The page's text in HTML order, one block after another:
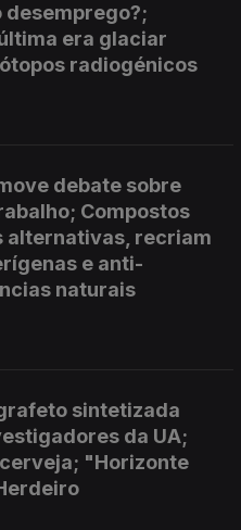
desemprego?;
era glaciar
radiogénicos
debate sobre
Compostos
alternativas, recriam
e anti-
naturais
sintetizada
da UA;
"Horizonte